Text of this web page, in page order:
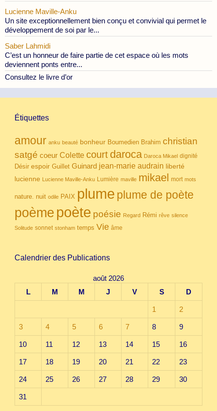
Lucienne Maville-Anku
Un site exceptionnellement bien conçu et convivial qui permet le
développement de soi par le...
Saber Lahmidi
C’est un honneur de faire partie de cet espace où les mots
deviennent ponts entre...
Consultez le livre d’or
Étiquettes
amour anku beauté bonheur Boumedien Brahim christian
satgé coeur Colette court daroca Daroca Mikael dignité
Désir espoir Guillet Guinard jean-marie audrain liberté
lucienne Lucienne Maville-Anku Lumière maville mikael mort mots
nature. nuit odile PAIX plume plume de poète
poème poète poésie Regard Rémi rêve silence
Solitude sonnet stonham temps Vie âme
Calendrier des Publications
août 2026
L
M M J V S D
1 2
3 4 5 6 7 8 9
10 11 12 13 14 15 16
17 18 19 20 21 22 23
24 25 26 27 28 29 30
31